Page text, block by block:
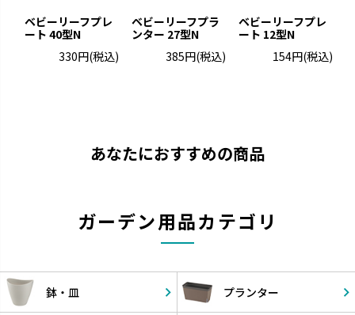
ベビーリーフプレ
ート 40型N
330円(税込)
ベビーリーフプラ
ンター 27型N
385円(税込)
ベビーリーフプレ
ート 12型N
154円(税込)
あなたにおすすめの商品
ガーデン用品カテゴリ
鉢・皿 プランター